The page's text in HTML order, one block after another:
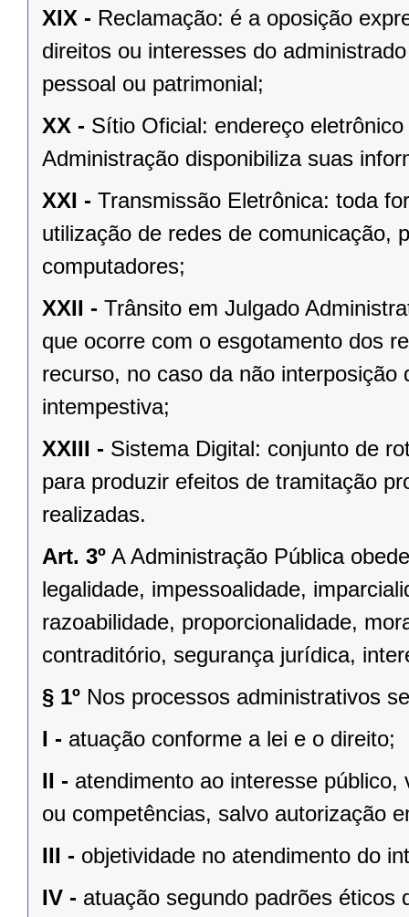
XIX - Reclamação: é a oposição
direitos ou interesses do
pessoal ou patrimonial;
XX - Sítio Oficial: endereço
Administração disponibiliza suas
XXI - Transmissão Eletrônica: toda
utilização de redes de comunicação,
computadores;
XXII - Trânsito em Julgado
que ocorre com o esgotamento dos
recurso, no caso da não
intempestiva;
XXIII - Sistema Digital: conjunto de
para produzir efeitos de tramitação
realizadas.
Art. 3º A Administração Pública
legalidade, impessoalidade,
razoabilidade, proporcionalidade,
contraditório, segurança jurídica,
§ 1º Nos processos administrativos
I - atuação conforme a lei e o direito;
II - atendimento ao interesse
ou competências, salvo autorização
III - objetividade no atendimento do
IV - atuação segundo padrões éticos